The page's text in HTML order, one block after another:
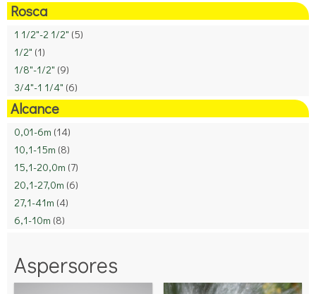
Rosca
1 1/2"-2 1/2" (5)
1/2" (1)
1/8"-1/2" (9)
3/4"-1 1/4" (6)
Alcance
0,01-6m (14)
10,1-15m (8)
15,1-20,0m (7)
20,1-27,0m (6)
27,1-41m (4)
6,1-10m (8)
Aspersores